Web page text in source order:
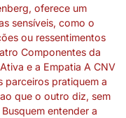
oferece um
sensíveis, como o
ou ressentimentos
Componentes da
e a Empatia A CNV
parceiros pratiquem a
que o outro diz, sem
entender a